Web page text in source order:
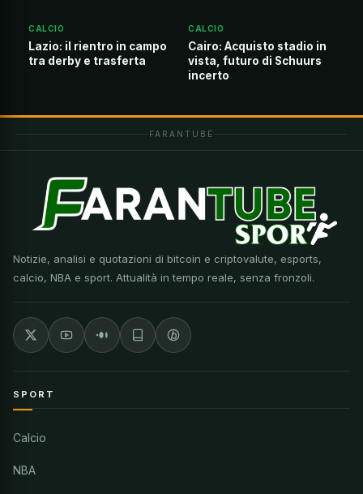
CALCIO
Lazio: il rientro in campo
tra derby e trasferta
CALCIO
Cairo: Acquisto stadio in
vista, futuro di Schuurs
incerto
FARANTUBE
Notizie, analisi e quotazioni di bitcoin e criptovalute, esports,
calcio, NBA e sport. Attualità in tempo reale, senza fronzoli.
SPORT
Calcio
NBA